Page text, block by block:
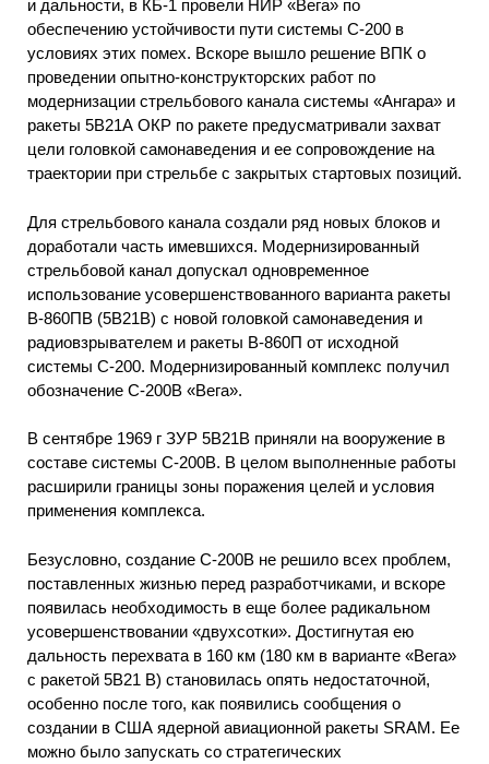
и дальности, в КБ-1 провели НИР «Вега» по
обеспечению устойчивости пути системы С-200 в
условиях этих помех. Вскоре вышло решение ВПК о
проведении опытно-конструкторских работ по
модернизации стрельбового канала системы «Ангара» и
ракеты 5В21А ОКР по ракете предусматривали захват
цели головкой самонаведения и ее сопровождение на
траектории при стрельбе с закрытых стартовых позиций.
Для стрельбового канала создали ряд новых блоков и
доработали часть имевшихся. Модернизированный
стрельбовой канал допускал одновременное
использование усовершенствованного варианта ракеты
В-860ПВ (5В21В) с новой головкой самонаведения и
радиовзрывателем и ракеты В-860П от исходной
системы С-200. Модернизированный комплекс получил
обозначение С-200В «Вега».
В сентябре 1969 г ЗУР 5В21В приняли на вооружение в
составе системы С-200В. В целом выполненные работы
расширили границы зоны поражения целей и условия
применения комплекса.
Безусловно, создание С-200В не решило всех проблем,
поставленных жизнью перед разработчиками, и вскоре
появилась необходимость в еще более радикальном
усовершенствовании «двухсотки». Достигнутая ею
дальность перехвата в 160 км (180 км в варианте «Вега»
с ракетой 5В21 В) становилась опять недостаточной,
особенно после того, как появились сообщения о
создании в США ядерной авиационной ракеты SRAM. Ее
можно было запускать со стратегических